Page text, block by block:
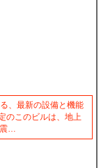
、最新の設備と機能
のこのビルは、地上
…